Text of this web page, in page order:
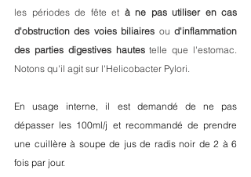
les périodes de fête et à ne pas utiliser en cas
d'obstruction des voies biliaires ou d'inflammation
des parties digestives hautes telle que l'estomac.
Notons qu'il agit sur l'Helicobacter Pylori.
En usage interne, il est demandé de ne pas
dépasser les 100ml/j et recommandé de prendre
une cuillère à soupe de jus de radis noir de 2 à 6
fois par jour.